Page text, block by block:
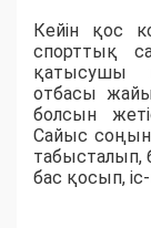
Кейін қос
спорттық
қатысушы
отбасы
болсын
Сайыс
табысталып,
бас қосып,